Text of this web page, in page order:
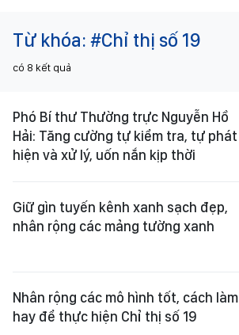
Từ khóa: #Chỉ thị số 19
có 8 kết quả
Phó Bí thư Thường trực Nguyễn Hồ
Hải: Tăng cường tự kiểm tra, tự phát
hiện và xử lý, uốn nắn kịp thời
Giữ gìn tuyến kênh xanh sạch đẹp,
nhân rộng các mảng tường xanh
Nhân rộng các mô hình tốt, cách làm
hay để thực hiện Chỉ thị số 19